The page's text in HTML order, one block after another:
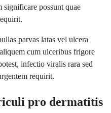
possunt quae
parvas latas vel ulcera
cum ulceribus frigore
infectio viralis rara sed
requirit.
pro dermatitis